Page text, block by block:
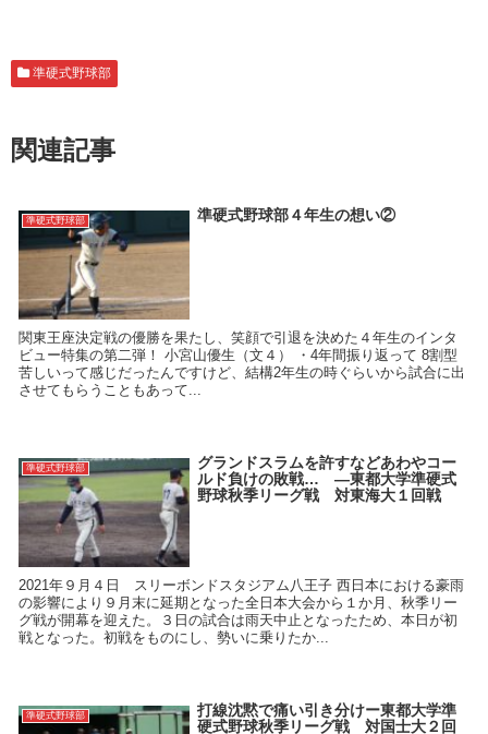
準硬式野球部
関連記事
準硬式野球部 準硬式野球部４年生の想い②
関東王座決定戦の優勝を果たし、笑顔で引退を決めた４年生のインタ
ビュー特集の第二弾！ 小宮山優生（文４） ・4年間振り返って 8割型
苦しいって感じだったんですけど、結構2年生の時ぐらいから試合に出
させてもらうこともあって...
準硬式野球部
グランドスラムを許すなどあわやコー
ルド負けの敗戦… ―東都大学準硬式
野球秋季リーグ戦 対東海大１回戦
2021年９月４日 スリーボンドスタジアム八王子 西日本における豪雨
の影響により９月末に延期となった全日本大会から１か月、秋季リー
グ戦が開幕を迎えた。３日の試合は雨天中止となったため、本日が初
戦となった。初戦をものにし、勢いに乗りたか...
準硬式野球部
打線沈黙で痛い引き分けー東都大学準
硬式野球秋季リーグ戦 対国士大２回